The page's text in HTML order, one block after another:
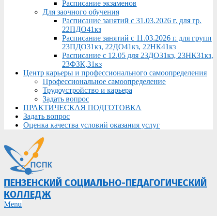
Расписание экзаменов
Для заочного обучения
Расписание занятий с 31.03.2026 г. для гр.
22ПДО41кз
Расписание занятий с 11.03.2026 г. для групп
23ПДО31кз, 22ДО41кз, 22НК41кз
Расписание с 12.05 для 23ДО31кз, 23НК31кз,
23ФЗК,31кз
Центр карьеры и профессионального самоопределения
Профессиональное самоопределение
Трудоустройство и карьера
Задать вопрос
ПРАКТИЧЕСКАЯ ПОДГОТОВКА
Задать вопрос
Оценка качества условий оказания услуг
ПЕНЗЕНСКИЙ СОЦИАЛЬНО-ПЕДАГОГИЧЕСКИЙ
КОЛЛЕДЖ
Primary
Menu